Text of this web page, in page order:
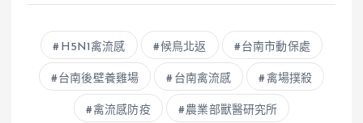
H5N1禽流感 候鳥北返 台南市動保處
台南後壁養雞場 台南禽流感 禽場撲殺
禽流感防疫 農業部獸醫研究所